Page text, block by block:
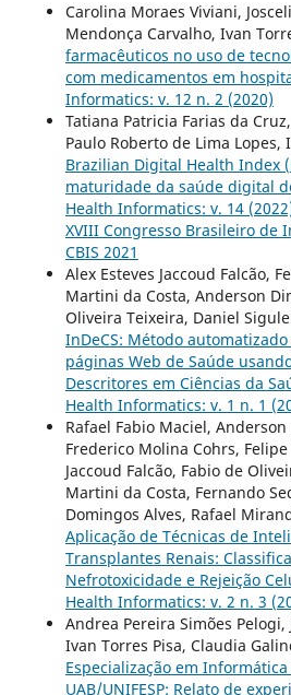
Carolina Moraes Viviani,
Mendonça Carvalho, Ivan
farmacêuticos no uso de
com medicamentos em
Informatics: v. 12 n. 2 (2020)
Tatiana Patricia Farias da
Paulo Roberto de Lima Lopes,
Brazilian Digital Health Index
maturidade da saúde digital
Health Informatics: v. 14
XVIII Congresso Brasileiro de
CBIS 2021
Alex Esteves Jaccoud Falcão,
Martini da Costa, Anderson
Oliveira Teixeira, Daniel
InDeCS: Método
páginas Web de Saúde
Descritores em Ciências da
Health Informatics: v. 1 n. 1
Rafael Fabio Maciel,
Frederico Molina Cohrs,
Jaccoud Falcão, Fabio de
Martini da Costa, Fernando
Domingos Alves, Rafael
Aplicação de Técnicas de
Transplantes Renais:
Nefrotoxicidade e Rejeição
Health Informatics: v. 2 n. 3
Andrea Pereira Simões
Ivan Torres Pisa, Claudia
Especialização em
UAB/UNIFESP: Relato de